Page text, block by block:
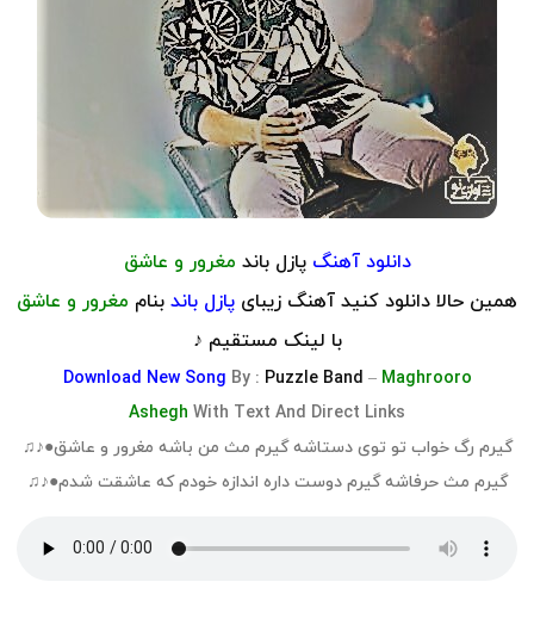
دانلود آهنگپازل باند مغرور و عاشق
همین حالا دانلود کنید آهنگ زیبای پازل باند بنام مغرور و عاشق
با لینک مستقیم ♪
Download New Song By : Puzzle Band – Maghrooro
Ashegh With Text And Direct Links
گیرم رگ خواب تو توی دستاشه گیرم مث من باشه مغرور و عاشق●♪♫
گیرم مث حرفاشه گیرم دوست داره اندازه خودم که عاشقت شدم●♪♫